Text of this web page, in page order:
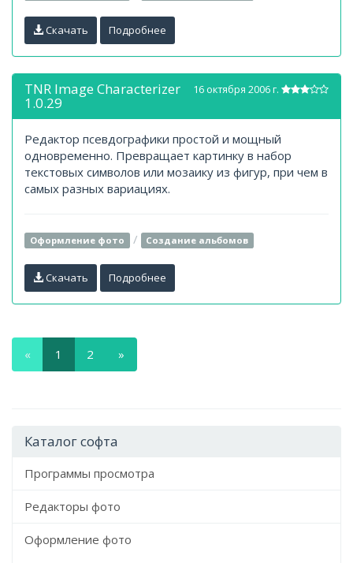
Скачать Подробнее
16 октября 2006 г.
TNR Image Characterizer
1.0.29
Редактор псевдографики простой и мощный
одновременно. Превращает картинку в набор
текстовых символов или мозаику из фигур, при чем в
самых разных вариациях.
Оформление фото / Создание альбомов
Скачать Подробнее
« 1 2 »
Каталог софта
Программы просмотра
Редакторы фото
Оформление фото